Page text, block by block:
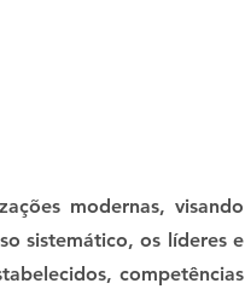
modernas, visando
sistemático, os líderes e
competências